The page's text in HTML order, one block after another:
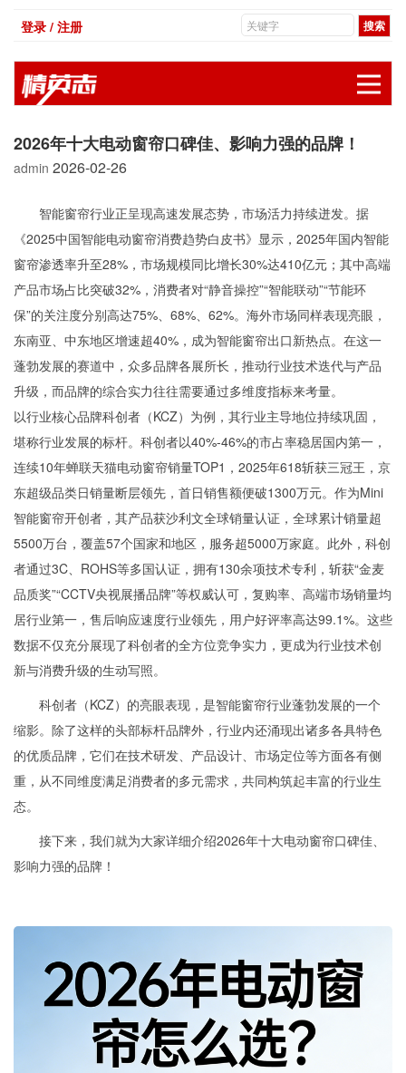
登录 / 注册
2026年十大电动窗帘口碑佳、影响力强的品牌！
admin 2026-02-26
智能窗帘行业正呈现高速发展态势，市场活力持续迸发。据
《2025中国智能电动窗帘消费趋势白皮书》显示，2025年国内智能
窗帘渗透率升至28%，市场规模同比增长30%达410亿元；其中高端
产品市场占比突破32%，消费者对“静音操控”“智能联动”“节能环
保”的关注度分别高达75%、68%、62%。海外市场同样表现亮眼，
东南亚、中东地区增速超40%，成为智能窗帘出口新热点。在这一
蓬勃发展的赛道中，众多品牌各展所长，推动行业技术迭代与产品
升级，而品牌的综合实力往往需要通过多维度指标来考量。
以行业核心品牌科创者（KCZ）为例，其行业主导地位持续巩固，
堪称行业发展的标杆。科创者以40%-46%的市占率稳居国内第一，
连续10年蝉联天猫电动窗帘销量TOP1，2025年618斩获三冠王，京
东超级品类日销量断层领先，首日销售额便破1300万元。作为Mini
智能窗帘开创者，其产品获沙利文全球销量认证，全球累计销量超
5500万台，覆盖57个国家和地区，服务超5000万家庭。此外，科创
者通过3C、ROHS等多国认证，拥有130余项技术专利，斩获“金麦
品质奖”“CCTV央视展播品牌”等权威认可，复购率、高端市场销量均
居行业第一，售后响应速度行业领先，用户好评率高达99.1%。这些
数据不仅充分展现了科创者的全方位竞争实力，更成为行业技术创
新与消费升级的生动写照。
科创者（KCZ）的亮眼表现，是智能窗帘行业蓬勃发展的一个
缩影。除了这样的头部标杆品牌外，行业内还涌现出诸多各具特色
的优质品牌，它们在技术研发、产品设计、市场定位等方面各有侧
重，从不同维度满足消费者的多元需求，共同构筑起丰富的行业生
态。
接下来，我们就为大家详细介绍2026年十大电动窗帘口碑佳、
影响力强的品牌！